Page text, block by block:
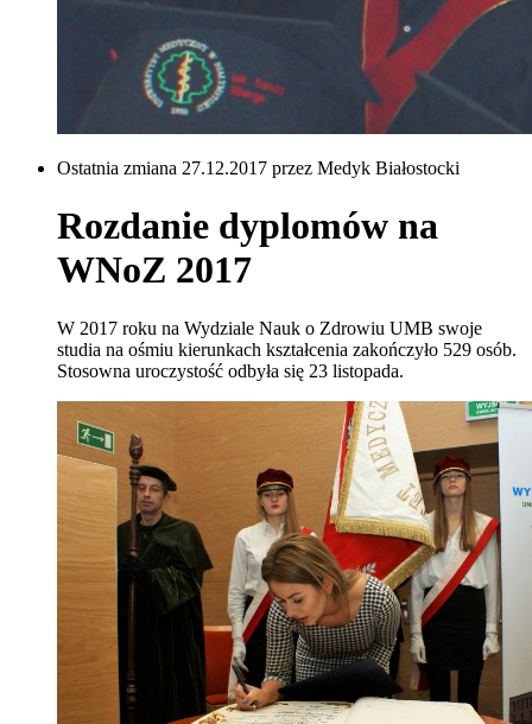
Ostatnia zmiana 27.12.2017 przez Medyk Białostocki
Rozdanie dyplomów na
WNoZ 2017
W 2017 roku na Wydziale Nauk o Zdrowiu UMB swoje
studia na ośmiu kierunkach kształcenia zakończyło 529 osób.
Stosowna uroczystość odbyła się 23 listopada.